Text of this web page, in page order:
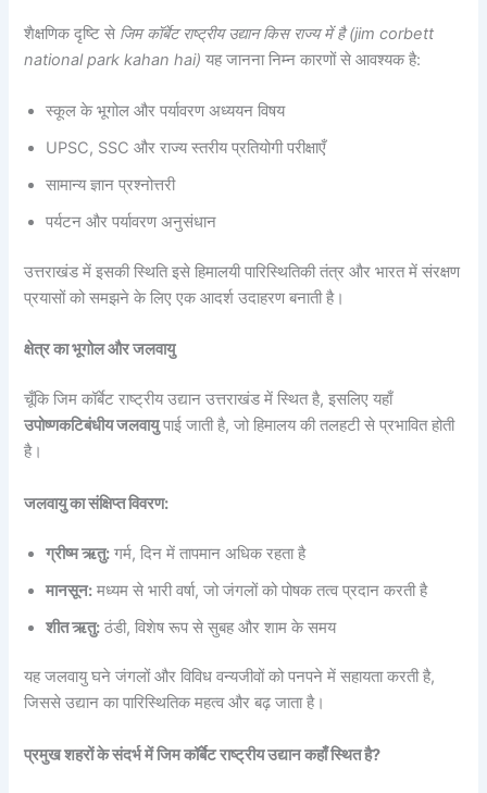
शैक्षणिक दृष्टि से जिम कॉर्बेट राष्ट्रीय उद्यान किस राज्य में है (jim corbett
national park kahan hai) यह जानना निम्न कारणों से आवश्यक है:
स्कूल के भूगोल और पर्यावरण अध्ययन विषय
UPSC, SSC और राज्य स्तरीय प्रतियोगी परीक्षाएँ
सामान्य ज्ञान प्रश्नोत्तरी
पर्यटन और पर्यावरण अनुसंधान
उत्तराखंड में इसकी स्थिति इसे हिमालयी पारिस्थितिकी तंत्र और भारत में संरक्षण
प्रयासों को समझने के लिए एक आदर्श उदाहरण बनाती है।
क्षेत्र का भूगोल और जलवायु
चूँकि जिम कॉर्बेट राष्ट्रीय उद्यान उत्तराखंड में स्थित है, इसलिए यहाँ
उपोष्णकटिबंधीय जलवायुपाई जाती है, जो हिमालय की तलहटी से प्रभावित होती
है।
जलवायु का संक्षिप्त विवरण:
ग्रीष्म ऋतु: गर्म, दिन में तापमान अधिक रहता है
मानसून: मध्यम से भारी वर्षा, जो जंगलों को पोषक तत्व प्रदान करती है
शीत ऋतु: ठंडी, विशेष रूप से सुबह और शाम के समय
यह जलवायु घने जंगलों और विविध वन्यजीवों को पनपने में सहायता करती है,
जिससे उद्यान का पारिस्थितिक महत्व और बढ़ जाता है।
प्रमुख शहरों के संदर्भ में जिम कॉर्बेट राष्ट्रीय उद्यान कहाँ स्थित है?